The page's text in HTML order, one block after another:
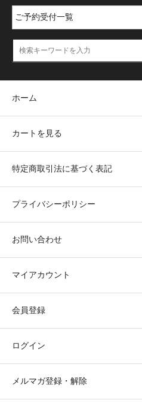
ホーム
カートを見る
特定商取引法に基づく表記
プライバシーポリシー
お問い合わせ
マイアカウント
会員登録
ログイン
メルマガ登録・解除